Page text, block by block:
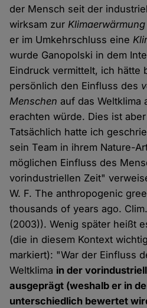
der Mensch seit der
wirksam zurKlimaerwärmung
er im Umkehrschluss eine
wurde Ganopolski in dem
Eindruck vermittelt, ich hätte
persönlich den Einfluss des
Menschen auf das Weltklima
erachten würde. Dies ist
Tatsächlich hatte ich
sein Team in ihrem Nature-
möglichen Einfluss des
vorindustriellen Zeit"
W. F. The anthropogenic
thousands of years ago.
(2003)). Wenig später heißt
(die in diesem Kontext
markiert): "War der Einfluss
Weltklima in der
ausgeprägt (weshalb er in
unterschiedlich bewertet